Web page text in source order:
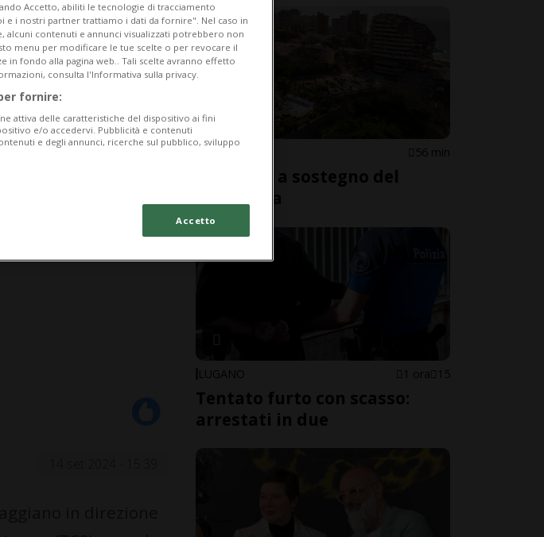
BALERNA 56 min
Una cena a sostegno del
Venezuela
LUGANO 1 ora 15
Tentato furto con scasso:
arrestati in due
Accetto, abiliti le tecnologie di tracciamento
e i nostri partner trattiamo i dati da fornire". Nel caso in
alcuni contenuti e annunci visualizzati potrebbero non
menu per modificare le tue scelte o per revocare il
in fondo alla pagina web.. Tali scelte avranno effetto
consulta l'Informativa sulla privacy.
fornire:
attiva delle caratteristiche del dispositivo ai fini
e/o accedervi. Pubblicità e contenuti
e degli annunci, ricerche sul pubblico, sviluppo
Accetto